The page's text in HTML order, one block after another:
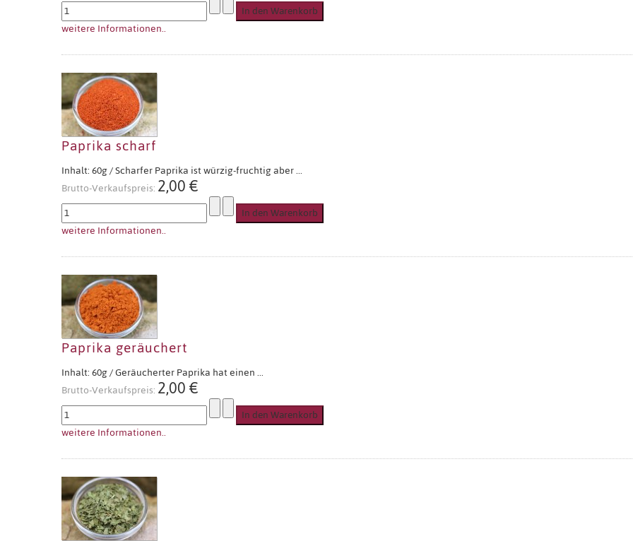
weitere Informationen..
Paprika scharf
Inhalt: 60g / Scharfer Paprika ist würzig-fruchtig aber ...
Brutto-Verkaufspreis:2,00 €
weitere Informationen..
Paprika geräuchert
Inhalt: 60g / Geräucherter Paprika hat einen ...
Brutto-Verkaufspreis:2,00 €
weitere Informationen..